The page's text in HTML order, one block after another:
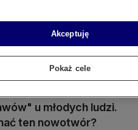
niemożliwa".
u młodych ludzi.
ten nowotwór?
Akceptuję
Pokaż cele